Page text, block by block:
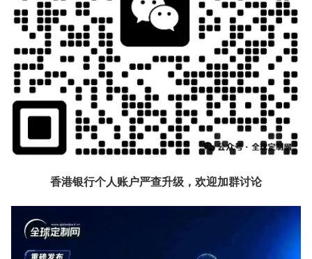
香港银行个人账户严查升级，欢迎加群讨论